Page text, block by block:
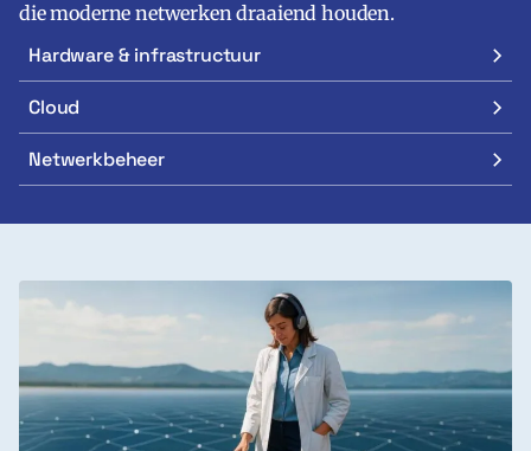
die moderne netwerken draaiend houden.
Hardware & infrastructuur
Cloud
Netwerkbeheer